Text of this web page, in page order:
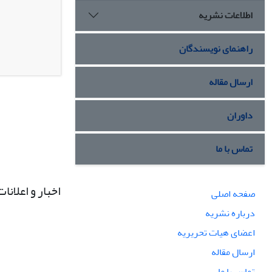
اطلاعات نشریه
راهنمای نویسندگان
ارسال مقاله
داوران
تماس با ما
صفحه اصلی
درباره نشریه
اعضای هیات تحریریه
ارسال مقاله
اخبار و